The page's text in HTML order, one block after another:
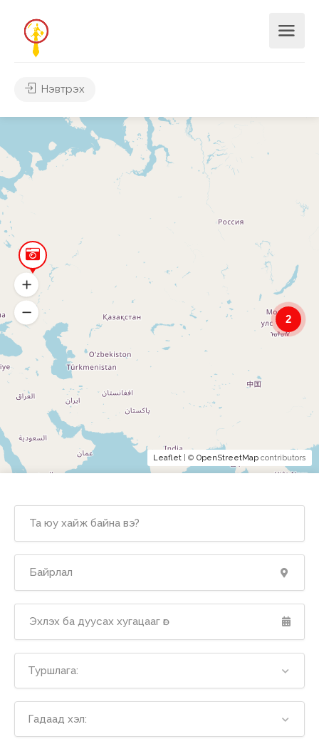
Нэвтрэх
2
Leaflet | © OpenStreetMap contributors
Туршлага:
Гадаад хэл: